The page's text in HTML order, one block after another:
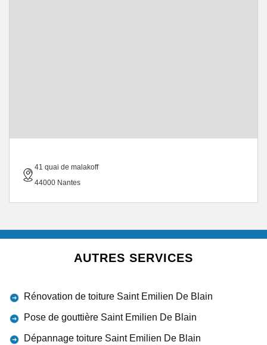
41 quai de malakoff
44000 Nantes
AUTRES SERVICES
Rénovation de toiture Saint Emilien De Blain
Pose de gouttière Saint Emilien De Blain
Dépannage toiture Saint Emilien De Blain